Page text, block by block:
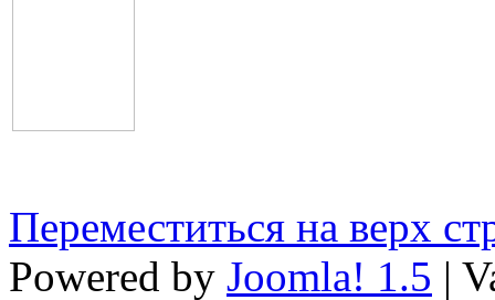
Переместиться на верх
Powered by Joomla! 1.5 |